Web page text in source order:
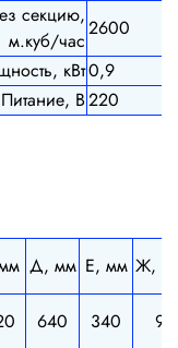
секцию,
м.куб/час
2600
кВт0,9
Питание, В220
Д, мм Е, мм Ж,
640 340 9